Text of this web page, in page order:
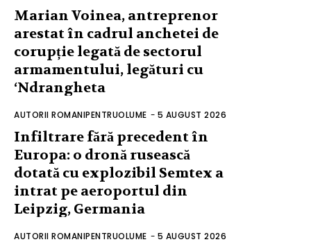
Marian Voinea, antreprenor
arestat în cadrul anchetei de
corupție legată de sectorul
armamentului, legături cu
‘Ndrangheta
AUTORII ROMANIPENTRUOLUME - 5 AUGUST 2026
Infiltrare fără precedent în
Europa: o dronă rusească
dotată cu explozibil Semtex a
intrat pe aeroportul din
Leipzig, Germania
AUTORII ROMANIPENTRUOLUME - 5 AUGUST 2026